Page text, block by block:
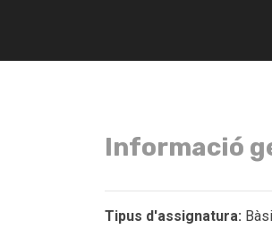
Informació
Tipus d'assignatura: